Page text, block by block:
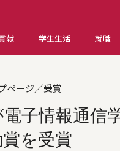
献 学生生活 就職
ページ／受賞
子情報通信
を受賞